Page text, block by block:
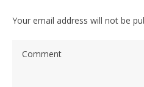
Your email address will not be